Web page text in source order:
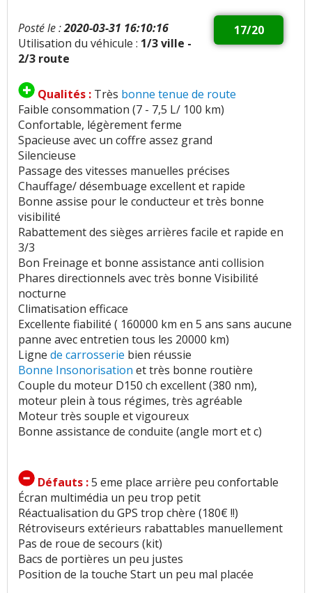
17/20
Posté le :2020-03-31 16:10:16
Utilisation du véhicule : 1/3 ville -
2/3 route
Qualités : Très bonne tenue de route
Faible consommation (7 - 7,5 L/ 100 km)
Confortable, légèrement ferme
Spacieuse avec un coffre assez grand
Silencieuse
Passage des vitesses manuelles précises
Chauffage/ désembuage excellent et rapide
Bonne assise pour le conducteur et très bonne
visibilité
Rabattement des sièges arrières facile et rapide en
3/3
Bon Freinage et bonne assistance anti collision
Phares directionnels avec très bonne Visibilité
nocturne
Climatisation efficace
Excellente fiabilité ( 160000 km en 5 ans sans aucune
panne avec entretien tous les 20000 km)
Ligne de carrosserie bien réussie
Bonne Insonorisation et très bonne routière
Couple du moteur D150 ch excellent (380 nm),
moteur plein à tous régimes, très agréable
Moteur très souple et vigoureux
Bonne assistance de conduite (angle mort et c)
Défauts :5 eme place arrière peu confortable
Écran multimédia un peu trop petit
Réactualisation du GPS trop chère (180€ !!)
Rétroviseurs extérieurs rabattables manuellement
Pas de roue de secours (kit)
Bacs de portières un peu justes
Position de la touche Start un peu mal placée